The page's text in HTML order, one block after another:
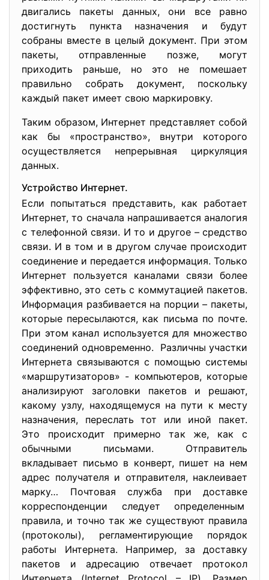
двигались пакеты данных, они все равно
достигнуть пункта назначения и будут
собраны вместе в целый документ. При этом
пакеты, отправленные позже, могут
приходить раньше, но это не помешает
правильно собрать документ, поскольку
каждый пакет имеет свою маркировку.
Таким образом, Интернет представляет собой
как бы «пространство», внутри которого
осуществляется непрерывная циркуляция
данных.
Устройство Интернет.
Если попытаться представить, как работает
Интернет, то сначала напрашивается аналогия
с телефонной связи. И то и другое – средство
связи. И в том и в другом случае происходит
соединение и передается информация. Только
Интернет пользуется каналами связи более
эффективно, это сеть с коммутацией пакетов.
Информация разбивается на порции – пакеты,
которые пересылаются, как письма по почте.
При этом канал используется для множество
соединений одновременно. Различны участки
Интернета связываются с помощью системы
«маршрутизаторов» - компьютеров, которые
анализируют заголовки пакетов и решают,
какому узлу, находящемуся на пути к месту
назначения, переслать тот или иной пакет.
Это происходит примерно так же, как с
обычными письмами. Отправитель
вкладывает письмо в конверт, пишет на нем
адрес получателя и отправителя, наклеивает
марку… Почтовая служба при доставке
корреспонденции следует определенным
правила, и точно так же существуют правила
(протоколы), регламентирующие порядок
работы Интернета. Например, за доставку
пакетов и адресацию отвечает протокол